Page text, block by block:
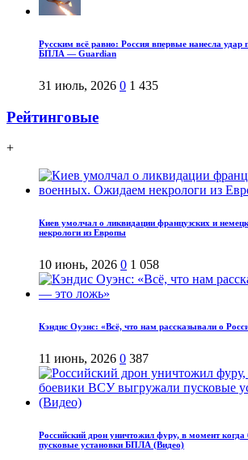
Русским всё равно: Россия впервые нанесла удар
БПЛА — Guardian
31 июль, 2026 0 1 435
Рейтинговые
+
Киев умолчал о ликвидации французских и
некрологи из Европы
10 июнь, 2026 0 1 058
Кэндис Оуэнс: «Всё, что нам рассказывали о
11 июнь, 2026 0 387
Российский дрон уничтожил фуру, в момент
пусковые установки БПЛА (Видео)